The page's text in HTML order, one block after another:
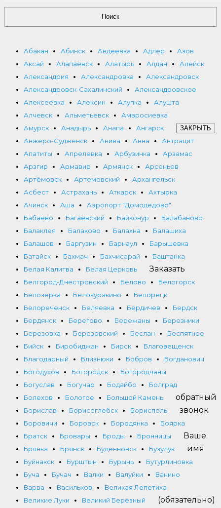
Поиск
Абакан Абинск Авдеевка Адлер
Азов
Аксай
Алапаевск Алатырь Алдан
Алейск
Александрия
Александровка
Александровск
Александровск-Сахалинский
Александровское
Алексеевка
Алексин Алупка
Алушта
Алчевск
Альметьевск
Амвросиевка
Амурск
Анадырь Анапа
Ангарск
Анжеро-Судженск
Анива Анна
Антрацит
Апатиты
Апрелевка Арбузинка
Арзамас
Арзгир
Армавир Армянск
Арсеньев
Артёмовск
Артемовский
Архангельск
Асбест
Астрахань Аткарск
Ахтырка
Ачинск
Аша
Аэропорт "Домодедово"
Бабаево
Багаевский Байконур
Балабаново
Балаклея
Балаково Балахна
Балашиха
Балашов
Баргузин Барнаул
Барышевка
Батайск
Бахмач Бахчисарай
Баштанка
Белая Калитва
Белая Церковь
Белгород-Днестровский
Белово
Белогорск
Белозёрка
Белокуракино
Белорецк
Белореченск
Беляевка Бердичев
Бердск
Бердянск
Берегово Бережаны
Березники
Березовка
Березовский Беслан
Беспятное
Бийск
Биробиджан Бирск
Благовещенск
Благодарный
Близнюки Бобров
Богданович
Богодухов
Богородск
Богородчаны
Богуслав
Богучар Бодайбо
Болград
Болехов
Бологое
Большой Камень
Борислав
Борисоглебск
Борисполь
Боровичи
Боровск Бородянка
Боярка
Братск
Бровары Броды
Бронницы
Брянка
Брянск Буденновск
Бузулук
Буйнакск
Бурштын Бурынь
Бутурлиновка
Буча
Бучач Валки Валуйки
Ванино
Варва
Васильков
Великая Лепетиха
Великие Луки
Великий Берёзный
ЗАКРЫТЬ
Заказать
обратный
звонок
Ваше
имя
(обязательно)